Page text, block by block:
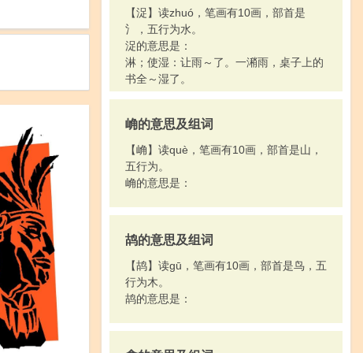
5.用尽（力量）：～听。～诉。～全力把
工作做好。
6.压倒：权～朝野。
【浞】读zhuó，笔画有10画，部首是
氵，五行为水。
浞的意思是：
淋；使湿：让雨～了。一潲雨，桌子上的
书全～湿了。
崅的意思及组词
【崅】读què，笔画有10画，部首是山，
五行为。
崅的意思是：
鸪的意思及组词
【鸪】读gū，笔画有10画，部首是鸟，五
行为木。
鸪的意思是：